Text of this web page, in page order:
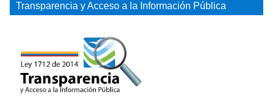
Transparencia y Acceso a la Información Pública